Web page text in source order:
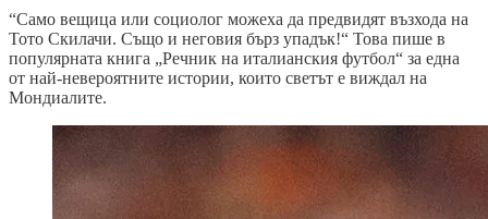
“Само вещица или социолог можеха да предвидят възхода на
Тото Скилачи. Също и неговия бърз упадък!“ Това пише в
популярната книга „Речник на италианския футбол“ за една
от най-невероятните истории, които светът е виждал на
Мондиалите.